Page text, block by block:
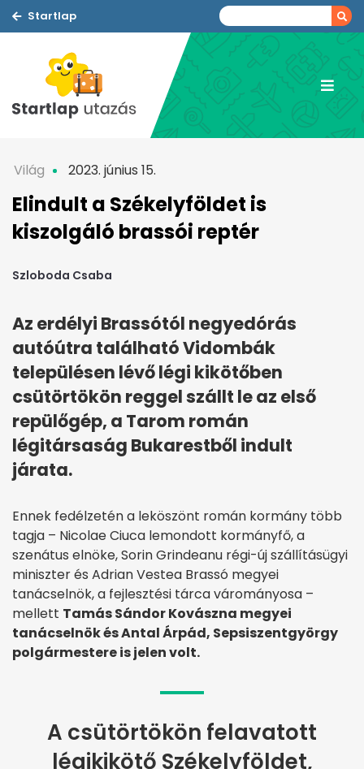
Startlap
Világ 2023. június 15.
Elindult a Székelyföldet is
kiszolgáló brassói reptér
Szloboda Csaba
Az erdélyi Brassótól negyedórás
autóútra található Vidombák
településen lévő légi kikötőben
csütörtökön reggel szállt le az első
repülőgép, a Tarom román
légitársaság Bukarestből indult
járata.
Ennek fedélzetén a leköszönt román kormány több
tagja – Nicolae Ciuca lemondott kormányfő, a
szenátus elnöke, Sorin Grindeanu régi-új szállításügyi
miniszter és Adrian Vestea Brassó megyei
tanácselnök, a fejlesztési tárca várományosa –
mellett Tamás Sándor Kovászna megyei
tanácselnök és Antal Árpád, Sepsiszentgyörgy
polgármestere is jelen volt.
A csütörtökön felavatott
légikikötő Székelyföldet,